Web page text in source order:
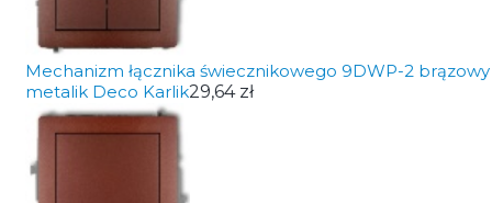
Mechanizm łącznika świecznikowego 9DWP-2 brązowy
metalik Deco Karlik29,64 zł